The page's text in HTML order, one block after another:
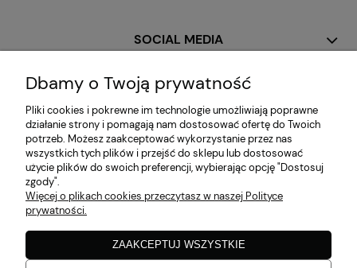
SOCIAL MEDIA
MOJE KONTO
PŁATNOŚCI I DOSTAWA
INFORMACJE
O NAS
Dbamy o Twoją prywatność
Pliki cookies i pokrewne im technologie umożliwiają poprawne
działanie strony i pomagają nam dostosować ofertę do Twoich
potrzeb. Możesz zaakceptować wykorzystanie przez nas
wszystkich tych plików i przejść do sklepu lub dostosować
użycie plików do swoich preferencji, wybierając opcję "Dostosuj
zgody".
Więcej o plikach cookies przeczytasz w naszej Polityce
prywatności.
ZAAKCEPTUJ WSZYSTKIE